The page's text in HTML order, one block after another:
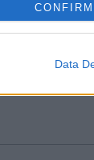
CONFIRM
Data
e ricevi le